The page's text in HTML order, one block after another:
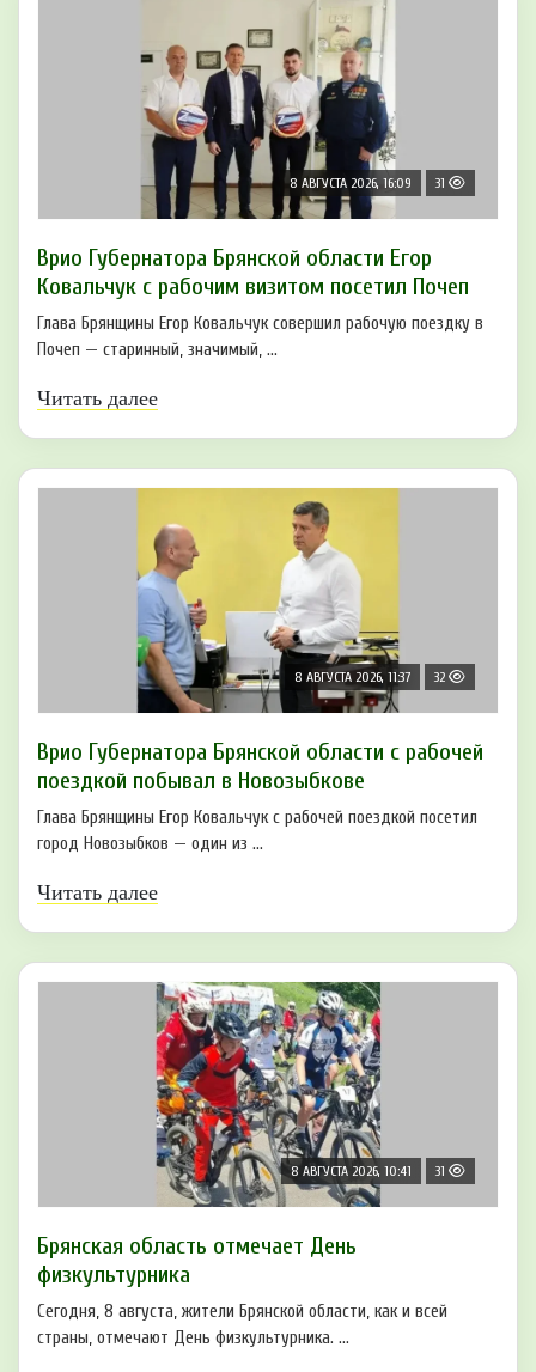
8 АВГУСТА 2026, 16:09 31
Врио Губернатора Брянской области Егор
Ковальчук с рабочим визитом посетил Почеп
Глава Брянщины Егор Ковальчук совершил рабочую поездку в
Почеп — старинный, значимый, ...
Читать далее
8 АВГУСТА 2026, 11:37 32
Врио Губернатора Брянской области с рабочей
поездкой побывал в Новозыбкове
Глава Брянщины Егор Ковальчук с рабочей поездкой посетил
город Новозыбков — один из ...
Читать далее
8 АВГУСТА 2026, 10:41 31
Брянская область отмечает День
физкультурника
Сегодня, 8 августа, жители Брянской области, как и всей
страны, отмечают День физкультурника. ...